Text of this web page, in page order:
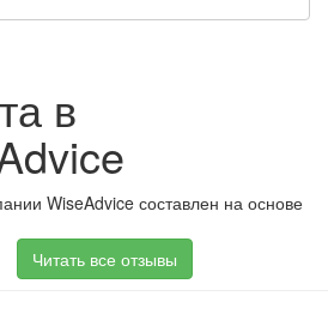
в
WiseAdvice составлен на основе
Читать все отзывы